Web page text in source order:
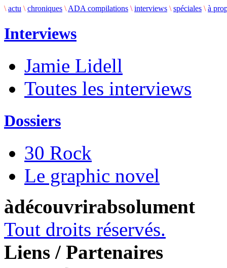
\ actu \ chroniques \ ADA compilations \ interviews \ spéciales \ à
Interviews
Jamie Lidell
Toutes les interviews
Dossiers
30 Rock
Le graphic novel
àdécouvrirabsolument
Tout droits réservés.
Liens / Partenaires